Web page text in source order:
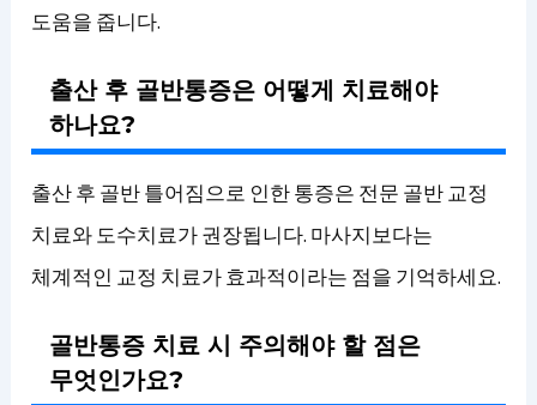
도움을 줍니다.
출산 후 골반통증은 어떻게 치료해야
하나요?
출산 후 골반 틀어짐으로 인한 통증은 전문 골반 교정
치료와 도수치료가 권장됩니다. 마사지보다는
체계적인 교정 치료가 효과적이라는 점을 기억하세요.
골반통증 치료 시 주의해야 할 점은
무엇인가요?